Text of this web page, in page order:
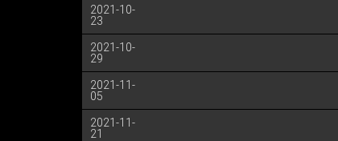
2021-10-
23
2021-10-
29
2021-11-
05
2021-11-
21